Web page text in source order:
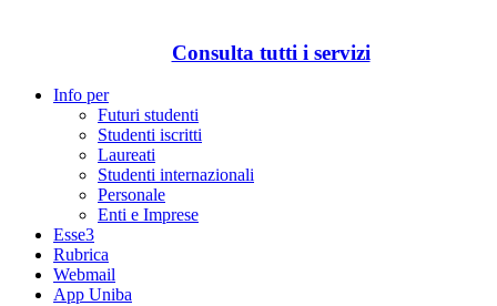
Consulta tutti i servizi
Info per
Futuri studenti
Studenti iscritti
Laureati
Studenti internazionali
Personale
Enti e Imprese
Esse3
Rubrica
Webmail
App Uniba